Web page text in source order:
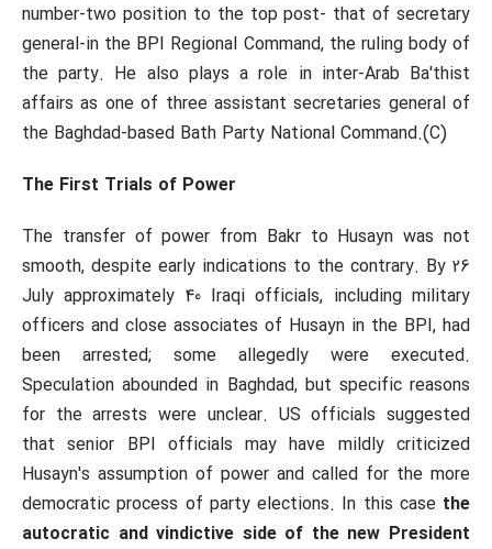
number-two position to the top post- that of secretary
general-in the BPI Regional Command, the ruling body of
the party. He also plays a role in inter-Arab Ba'thist
affairs as one of three assistant secretaries general of
the Baghdad-based Bath Party National Command.(C)
The First Trials of Power
The transfer of power from Bakr to Husayn was not
smooth, despite early indications to the contrary. By 26
July approximately 40 Iraqi officials, including military
officers and close associates of Husayn in the BPI, had
been arrested; some allegedly were executed.
Speculation abounded in Baghdad, but specific reasons
for the arrests were unclear. US officials suggested
that senior BPI officials may have mildly criticized
Husayn's assumption of power and called for the more
democratic process of party elections. In this case the
autocratic and vindictive side of the new President